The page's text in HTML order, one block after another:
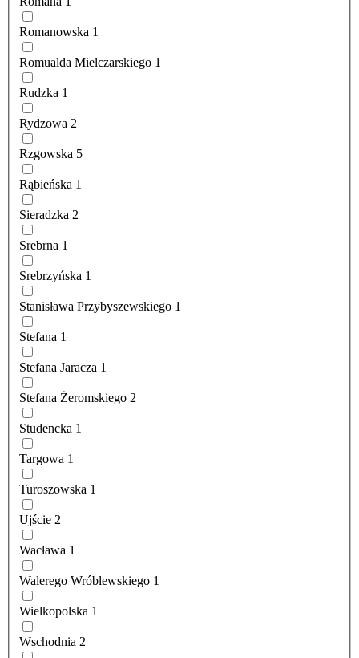
Romanowska 1
Romualda Mielczarskiego 1
Rudzka 1
Rydzowa 2
Rzgowska 5
Rąbieńska 1
Sieradzka 2
Srebrna 1
Srebrzyńska 1
Stanisława Przybyszewskiego 1
Stefana 1
Stefana Jaracza 1
Stefana Żeromskiego 2
Studencka 1
Targowa 1
Turoszowska 1
Ujście 2
Wacława 1
Walerego Wróblewskiego 1
Wielkopolska 1
Wschodnia 2